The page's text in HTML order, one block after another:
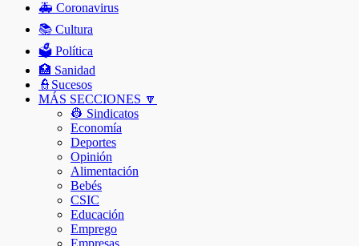
🚑 Coronavirus
📚 Cultura
🗳️ Política
🏥 Sanidad
👮Sucesos
MÁS SECCIONES 🔽
👷 Sindicatos
Economía
Deportes
Opinión
Alimentación
Bebés
CSIC
Educación
Emprego